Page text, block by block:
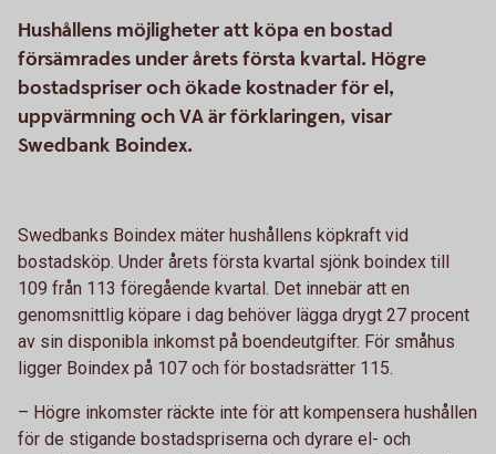
Hushållens möjligheter att köpa en bostad
försämrades under årets första kvartal. Högre
bostadspriser och ökade kostnader för el,
uppvärmning och VA är förklaringen, visar
Swedbank Boindex.
Swedbanks Boindex mäter hushållens köpkraft vid
bostadsköp. Under årets första kvartal sjönk boindex till
109 från 113 föregående kvartal. Det innebär att en
genomsnittlig köpare i dag behöver lägga drygt 27 procent
av sin disponibla inkomst på boendeutgifter. För småhus
ligger Boindex på 107 och för bostadsrätter 115.
– Högre inkomster räckte inte för att kompensera hushållen
för de stigande bostadspriserna och dyrare el- och